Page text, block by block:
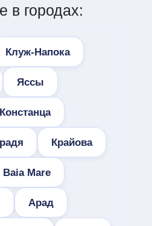
в городах:
Клуж-Напока
Яссы
Констанца
Крайова
Baia Mare
Арад